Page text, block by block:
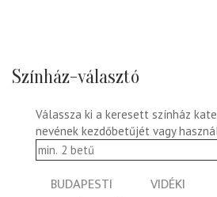
Színház-választó
Válassza ki a keresett színház
nevének kezdőbetűjét vagy
BUDAPESTI VIDÉKI